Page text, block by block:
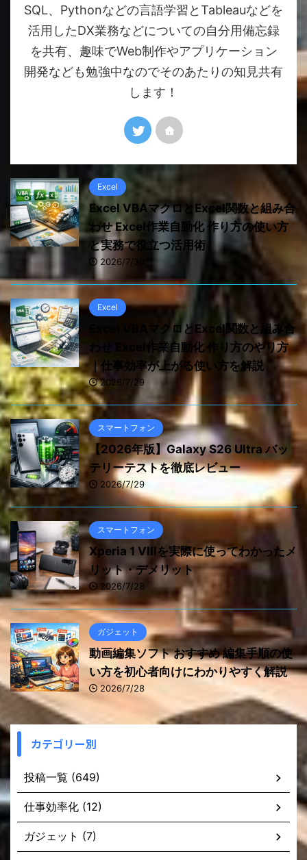
SQL、Pythonなどの言語学習とTableauなどを
活用したDX業務などについての自分用備忘録
を共有、趣味でWeb制作やアプリケーション
開発なども勉強中なのでそのあたりの知見共有
します！
Excel
Excel VBAマクロとExcel関数と組み合
わせ Excel作業自動化 作り方の使い方
と実務で役立つ活用術
2026/7/30
Excel
Excel VBAマクロとExcel関数と組み合
わせ Excel作業自動化 作り方のやり方
｜仕事効率が上がる使い方を解説
2026/7/29
スマートフォン
【2026年版】Galaxy S26 Ultra バッ
テリーテストを徹底レビュー
2026/7/29
スマートフォン
Xperia 1 VIIIを実際に使ってわかったメ
リット・デメリット
2026/7/28
ガジェット
動画編集ソフト おすすめ 編集手順の使
い方を初心者向けにわかりやすく解説
2026/7/28
カテゴリー別
投稿一覧 (649)
仕事効率化 (12)
ガジェット (7)